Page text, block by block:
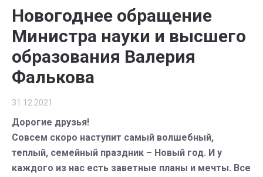
Новогоднее обращение
Министра науки и высшего
образования Валерия
Фалькова
31.12.2021
Дорогие друзья!
Совсем скоро наступит самый волшебный,
теплый, семейный праздник – Новый год. И у
каждого из нас есть заветные планы и мечты. Все